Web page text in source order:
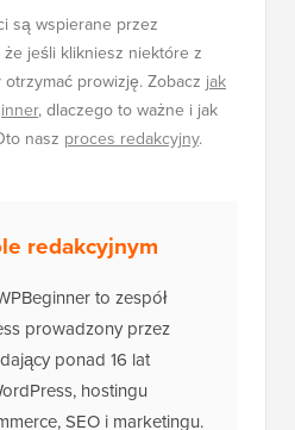
są wspierane przez
jeśli klikniesz niektóre z
prowizję. Zobacz jak
, dlaczego to ważne i jak
nasz proces redakcyjny.
redakcyjnym
to zespół
prowadzony przez
ponad 16 lat
hostingu
SEO i marketingu.